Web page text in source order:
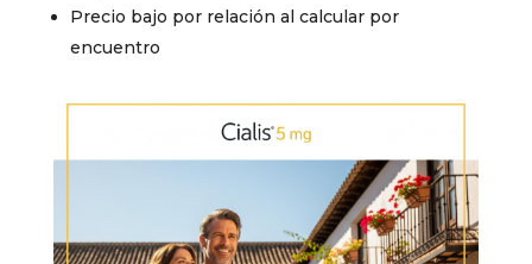
Precio bajo por relación al calcular por
encuentro